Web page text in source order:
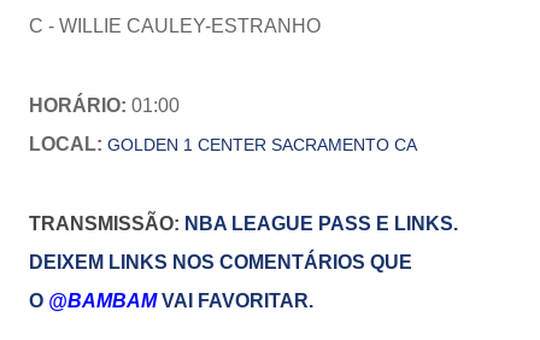
C - WILLIE CAULEY-ESTRANHO
HORÁRIO: 01:00
LOCAL: GOLDEN 1 CENTER SACRAMENTO CA
TRANSMISSÃO: NBA LEAGUE PASS E LINKS.
DEIXEM LINKS NOS COMENTÁRIOS QUE
O @BAMBAMVAI FAVORITAR.